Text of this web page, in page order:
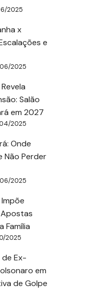
2025
x
e
2025
Salão
em 2027
2025
Onde
Não Perder
2025
Família
2025
de Ex-
em
de Golpe